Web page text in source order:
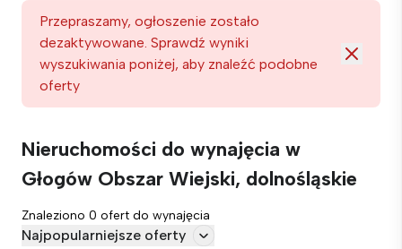
Przepraszamy, ogłoszenie zostało
dezaktywowane. Sprawdź wyniki
wyszukiwania poniżej, aby znaleźć podobne
oferty
Nieruchomości do wynajęcia w
Głogów Obszar Wiejski, dolnośląskie
Znaleziono 0 ofert do wynajęcia
Najpopularniejsze oferty